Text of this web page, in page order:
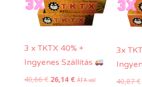
3 x TKTX 40% +
Ingyenes Szállítás
40,66€ Original
26,14 € Current
ÁFA-val
3x
40,87€